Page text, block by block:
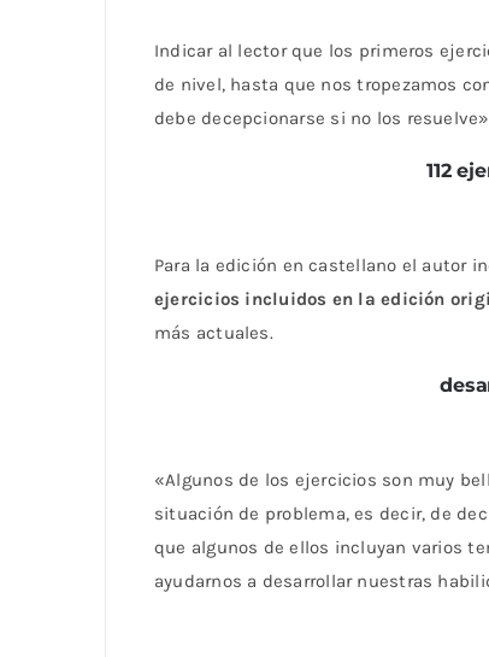
Indicar al lector que los primeros
de nivel, hasta que nos tropezamos
debe decepcionarse si no los
112
Para la edición en castellano el autor
ejercicios incluidos en la edición
más actuales.
«Algunos de los ejercicios son muy
situación de problema, es decir, de
que algunos de ellos incluyan varios
ayudarnos a desarrollar nuestras